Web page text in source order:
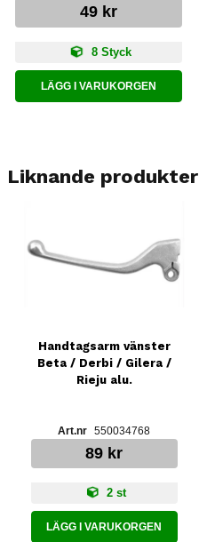
49 kr
8 Styck
LÄGG I VARUKORGEN
Liknande produkter
Handtagsarm vänster
Beta / Derbi / Gilera /
Rieju alu.
550034768
89 kr
2 st
LÄGG I VARUKORGEN